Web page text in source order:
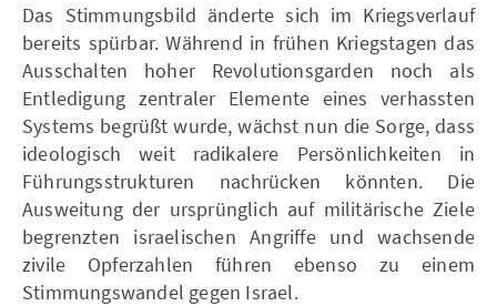
Das Stimmungsbild änderte sich im Kriegsverlauf
bereits spürbar. Während in frühen Kriegstagen das
Ausschalten hoher Revolutionsgarden noch als
Entledigung zentraler Elemente eines verhassten
Systems begrüßt wurde, wächst nun die Sorge, dass
ideologisch weit radikalere Persönlichkeiten in
Führungsstrukturen nachrücken könnten. Die
Ausweitung der ursprünglich auf militärische Ziele
begrenzten israelischen Angriffe und wachsende
zivile Opferzahlen führen ebenso zu einem
Stimmungswandel gegen Israel.